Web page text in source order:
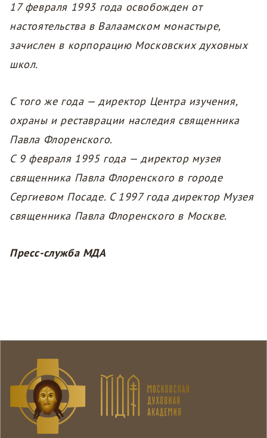
17 февраля 1993 года освобожден от
настоятельства в Валаамском монастыре,
зачислен в корпорацию Московских духовных
школ.
С того же года — директор Центра изучения,
охраны и реставрации наследия священника
Павла Флоренского.
С 9 февраля 1995 года — директор музея
священника Павла Флоренского в городе
Сергиевом Посаде. C 1997 года директор Музея
священника Павла Флоренского в Москве.
Пресс-служба МДА